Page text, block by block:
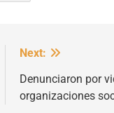
Next:
Denunciaron por
organizaciones